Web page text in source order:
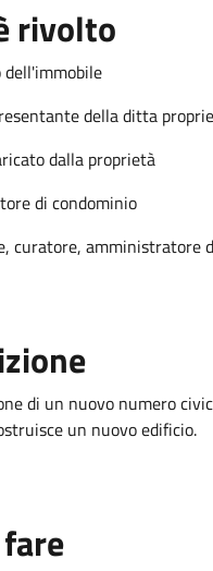
rivolto
della ditta
dalla proprietà
di condominio
curatore, amministratore
di un nuovo numero
un nuovo edificio.